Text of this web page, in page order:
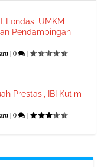
Fondasi UMKM
Pendampingan
|0 |
Prestasi, IBI Kutim
|0 |